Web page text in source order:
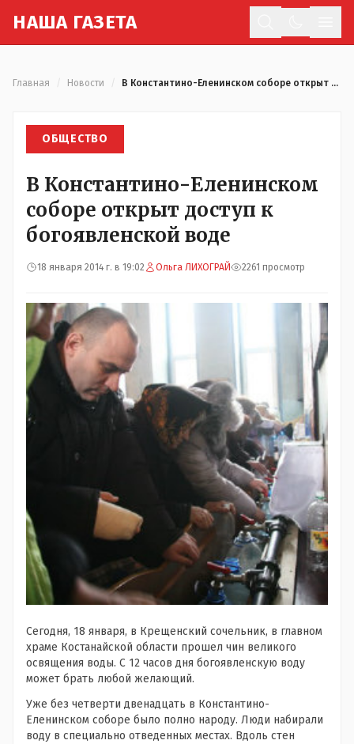
НАША ГАЗЕТА
Главная Новости В Константино-Еленинском соборе открыт доступ к богоявленской воде
ОБЩЕСТВО
В Константино-Еленинском
соборе открыт доступ к
богоявленской воде
18 января 2014 г. в 19:02 Ольга ЛИХОГРАЙ 2261 просмотр
Сегодня, 18 января, в Крещенский сочельник, в главном
храме Костанайской области прошел чин великого
освящения воды. С 12 часов дня богоявленскую воду
может брать любой желающий.
Уже без четверти двенадцать в Константино-
Еленинском соборе было полно народу. Люди набирали
воду в специально отведенных местах. Вдоль стен